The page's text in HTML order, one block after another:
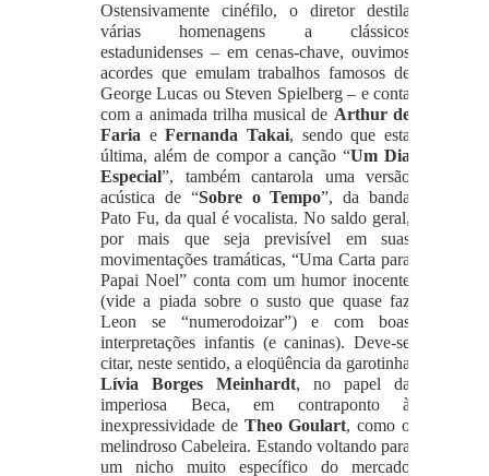
Ostensivamente cinéfilo, o diretor destila
várias homenagens a clássicos
estadunidenses – em cenas-chave, ouvimos
acordes que emulam trabalhos famosos de
George Lucas ou Steven Spielberg – e conta
com a animada trilha musical de Arthur de
Faria eFernanda Takai, sendo que esta
última, além de compor a canção “Um Dia
Especial”, também cantarola uma versão
acústica de “Sobre o Tempo”, da banda
Pato Fu, da qual é vocalista. No saldo geral,
por mais que seja previsível em suas
movimentações tramáticas, “Uma Carta para
Papai Noel” conta com um humor inocente
(vide a piada sobre o susto que quase faz
Leon se “numerodoizar”) e com boas
interpretações infantis (e caninas). Deve-se
citar, neste sentido, a eloqüência da garotinha
Lívia Borges Meinhardt, no papel da
imperiosa Beca, em contraponto à
inexpressividade de Theo Goulart, como o
melindroso Cabeleira. Estando voltando para
um nicho muito específico do mercado